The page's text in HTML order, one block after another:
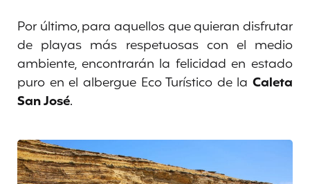
Por último, para aquellos que quieran disfrutar
de playas más respetuosas con el medio
ambiente, encontrarán la felicidad en estado
puro en el albergue Eco Turístico de la Caleta
San José.